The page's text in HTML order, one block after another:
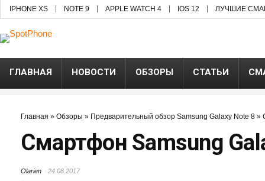
IPHONE XS NOTE 9 APPLE WATCH 4 IOS 12 ЛУЧШИЕ
ГЛАВНАЯ НОВОСТИ ОБЗОРЫ СТАТЬИ
Главная » Обзоры » Предварительный обзор Samsung Galaxy Note 8 »
Смартфон Samsung
Olarien 24.08.2017